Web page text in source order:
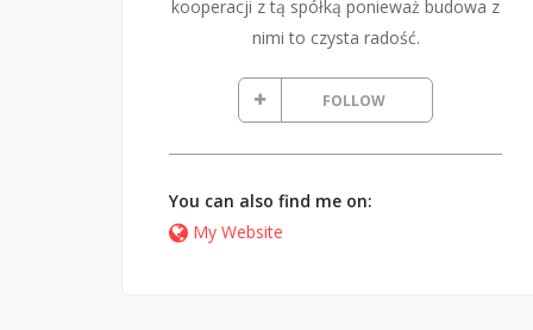
kooperacji z tą spółką ponieważ budowa z
nimi to czysta radość.
FOLLOW
You can also find me on:
My Website